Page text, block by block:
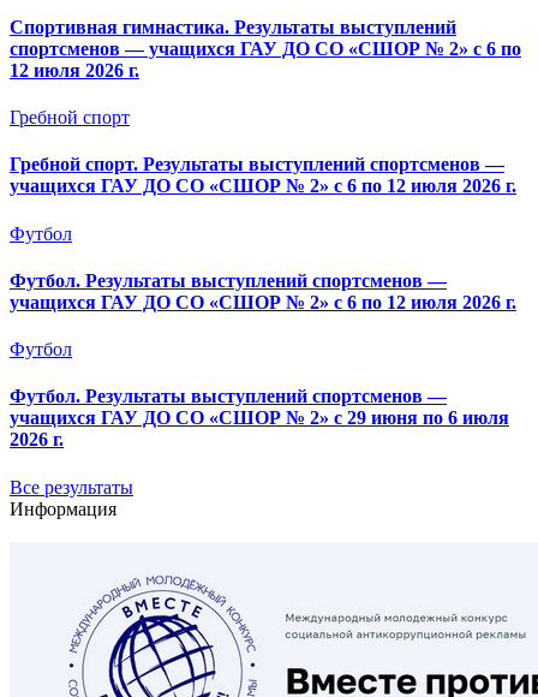
Спортивная гимнастика. Результаты выступлений
спортсменов — учащихся ГАУ ДО СО «СШОР № 2» с 6 по
12 июля 2026 г.
Гребной спорт
Гребной спорт. Результаты выступлений спортсменов —
учащихся ГАУ ДО СО «СШОР № 2» с 6 по 12 июля 2026 г.
Футбол
Футбол. Результаты выступлений спортсменов —
учащихся ГАУ ДО СО «СШОР № 2» с 6 по 12 июля 2026 г.
Футбол
Футбол. Результаты выступлений спортсменов —
учащихся ГАУ ДО СО «СШОР № 2» с 29 июня по 6 июля
2026 г.
Все результаты
Информация